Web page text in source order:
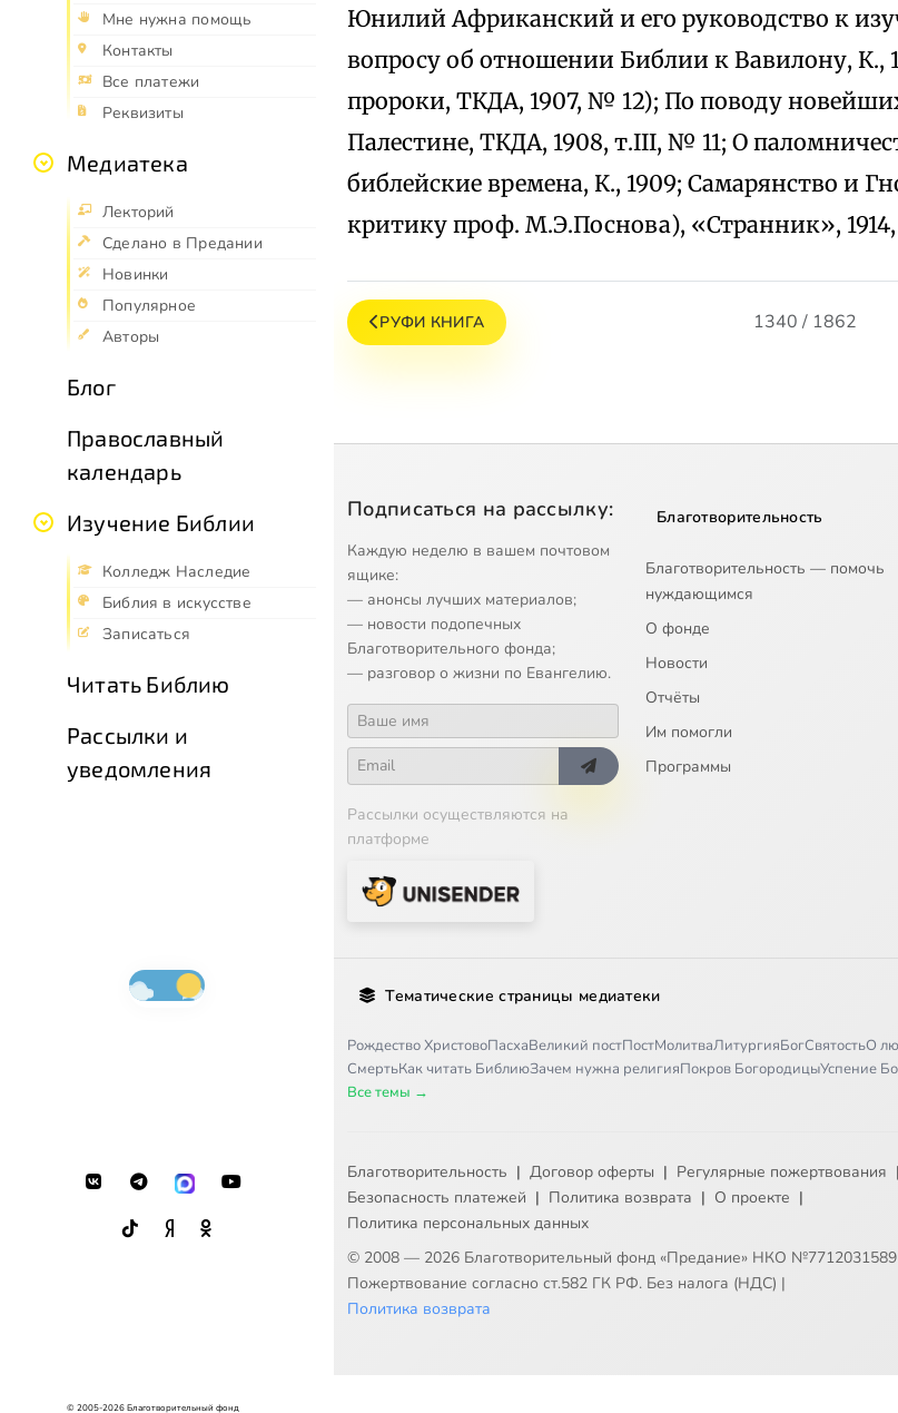
Мне нужна помощь
Контакты
Все платежи
Реквизиты
Медиатека
Лекторий
Сделано в Предании
Новинки
Популярное
Авторы
Блог
Православный
календарь
Изучение Библии
Колледж Наследие
Библия в искусстве
Записаться
Читать Библию
Рассылки и
уведомления
© 2005-2026 Благотворительный фонд
Юнилий Африканский и его руководство к
вопросу об отношении Библии к Вавилону, К.,
пророки, ТКДА, 1907, № 12); По поводу
Палестине, ТКДА, 1908, т.III, № 11; О
библейские времена, К., 1909; Самарянство и
критику проф. М.Э.Поснова), «Странник»,
РУФИ КНИГА 1340 / 1862
Подписаться на рассылку:
Каждую неделю в вашем почтовом
ящике:
— анонсы лучших материалов;
— новости подопечных
Благотворительного фонда;
— разговор о жизни по Евангелию.
Рассылки осуществляются на
платформе
Благотворительность
Благотворительность — помочь
нуждающимся
О фонде
Новости
Отчёты
Им помогли
Программы
Тематические страницы медиатеки
Рождество ХристовоПасхаВеликий постПостМолитваЛитургияБогСвятостьО
СмертьКак читать БиблиюЗачем нужна религияПокров БогородицыУспение
Все темы →
Благотворительность | Договор оферты | Регулярные пожертвования |
Безопасность платежей | Политика возврата | О проекте |
Политика персональных данных
© 2008 — 2026 Благотворительный фонд «Предание» НКО №7712031589
Пожертвование согласно ст.582 ГК РФ. Без налога (НДС) |
Политика возврата